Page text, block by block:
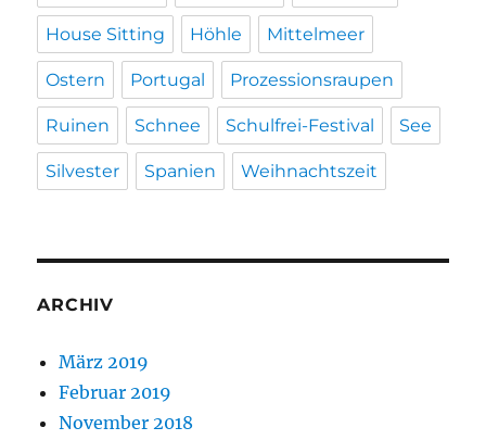
House Sitting Höhle Mittelmeer
Ostern Portugal Prozessionsraupen
Ruinen Schnee Schulfrei-Festival See
Silvester Spanien Weihnachtszeit
ARCHIV
März 2019
Februar 2019
November 2018